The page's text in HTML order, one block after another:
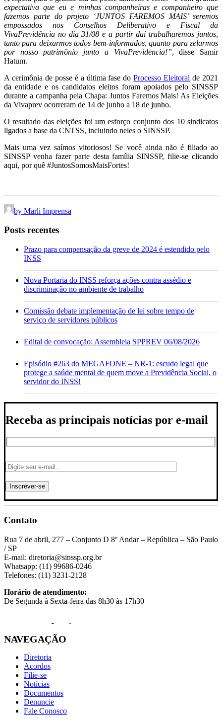
expectativa que eu e minhas companheiras e companheiro que
fazemos parte do projeto ‘JUNTOS FAREMOS MAIS’ seremos
empossados nos Conselhos Deliberativo e Fiscal da
VivaPrevidência no dia 31/08 e a partir daí trabalharemos juntos,
tanto para deixarmos todos bem-informados, quanto para zelarmos
por nosso patrimônio junto a VivaPrevidencia!”, disse Samir
Hatum.
A cerimônia de posse é a última fase doProcesso Eleitoral de 2021
da entidade e os candidatos eleitos foram apoiados pelo SINSSP
durante a campanha pela Chapa: Juntos Faremos Mais! As Eleições
da Vivaprev ocorreram de 14 de junho a 18 de junho.
O resultado das eleições foi um esforço conjunto dos 10 sindicatos
ligados a base da CNTSS, incluindo neles o SINSSP.
Mais uma vez saímos vitoriosos! Se você ainda não é filiado ao
SINSSP venha fazer parte desta família SINSSP, filie-se clicando
aqui, por quê #JuntosSomosMaisFortes!
by Marli Imprensa
Posts recentes
Prazo para compensação da greve de 2024 é estendido pelo
INSS
Nova Portaria do INSS reforça ações contra assédio e
discriminação no ambiente de trabalho
Comissão debate implementação de lei sobre tempo de
serviço de servidores públicos
Edital de convocação: Assembleia SPPREV 06/08/2026
Episódio #263 do MEGAFONE – NR-1: escudo legal que
protege a saúde mental de quem move a Previdência Social, o
servidor do INSS!
Receba as principais notícias por e-mail
Contato
Rua 7 de abril, 277 – Conjunto D 8º Andar – República – São Paulo
/ SP
E-mail: diretoria@sinssp.org.br
Whatsapp: (11) 99686-0246
Telefones: (11) 3231-2128
Horário de atendimento:
De Segunda à Sexta-feira das 8h30 às 17h30
NAVEGAÇÃO
Diretoria
Acordos
Filie-se
Notícias
Documentos
Denuncie
Fale Conosco